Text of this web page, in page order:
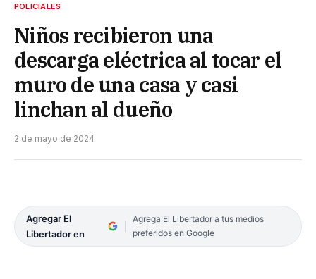
POLICIALES
Niños recibieron una
descarga eléctrica al tocar el
muro de una casa y casi
linchan al dueño
2 de mayo de 2024
Agregar El
Libertador en
Agrega El Libertador a tus medios
preferidos en Google